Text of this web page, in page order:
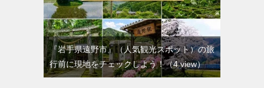
『岩手県遠野市』（人気観光スポット）の旅
行前に現地をチェックしよう！（4 view）